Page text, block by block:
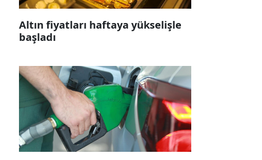
Altın fiyatları haftaya yükselişle
başladı